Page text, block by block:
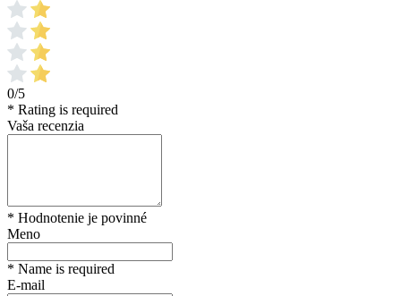
0/5
* Rating is required
Vaša recenzia
* Hodnotenie je povinné
Meno
* Name is required
E-mail